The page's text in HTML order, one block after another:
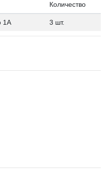
Количество
1А 3 шт.